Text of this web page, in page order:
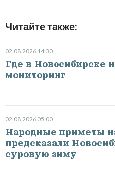
Читайте также:
02.08.2026 14:30
Где в Новосибирске
мониторинг
02.08.2026 05:00
Народные приметы
предсказали
суровую зиму